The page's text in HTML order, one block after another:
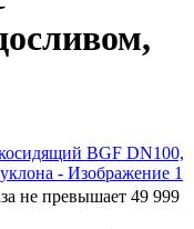
не превышает 49 999